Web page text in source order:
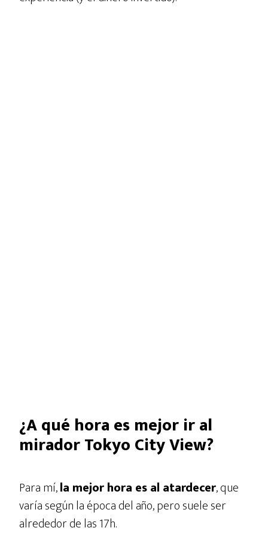
¿A qué hora es mejor ir al
mirador Tokyo City View?
Para mí,la mejor hora es al atardecer, que
varía según la época del año, pero suele ser
alrededor de las 17h.